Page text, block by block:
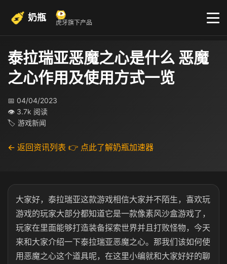
奶瓶 虎牙旗下产品
泰拉瑞亚恶魔之心是什么 恶魔
之心作用及使用方式一览
📅 04/04/2023
👁 3.7k 阅读
🏷 游戏新闻
← 返回资讯列表 👉 点此了解奶瓶加速器
大家好，泰拉瑞亚这款游戏相信大家并不陌生，喜欢玩
游戏的玩家大部分都知道它是一款像素风沙盒游戏了，
玩家在里面能够打造装备探索世界并且打败怪物，今天
来和大家介绍一下泰拉瑞亚恶魔之心。那我们该如何使
用恶魔之心这个道具呢，在这里小编就和大家好好的聊